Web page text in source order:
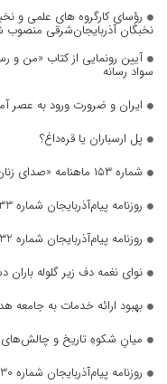
رؤسای کارگروه های علمی و
نخبگان آذربایجان‌شرقی منصوب
آیین رونمایی از کتاب «من و
سواد رسانه
ایران و ضرورت ورود به عصر
پل ارسباران یا قره‌داغ؟
شماره ۱۵۳ ماهنامه «صدای زنان» منتشر شد
روزنامه پیام‌آذربایجان شماره 2833
روزنامه پیام‌آذربایجان شماره 2832
نوای نغمه دف زیر گلوله باران
بهبود ارائه خدمات به جامعه
میانِ شکوهِ تاریخ و چالش‌های
روزنامه پیام‌آذربایجان شماره 2830